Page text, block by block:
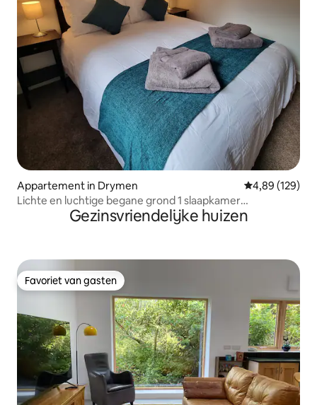
Appartement in Drymen Gemiddelde
4,89 (129)
Lichte en luchtige begane grond 1 slaapkamer
appartementGezinsvriendelijke huizen
Favoriet van gasten
Favoriet van gasten